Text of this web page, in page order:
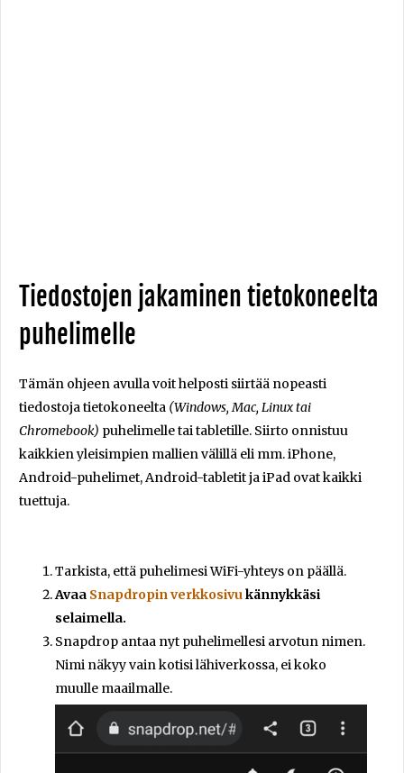
Tiedostojen jakaminen tietokoneelta
puhelimelle
Tämän ohjeen avulla voit helposti siirtää nopeasti
tiedostoja tietokoneelta (Windows, Mac, Linux tai
Chromebook) puhelimelle tai tabletille. Siirto onnistuu
kaikkien yleisimpien mallien välillä eli mm. iPhone,
Android-puhelimet, Android-tabletit ja iPad ovat kaikki
tuettuja.
Tarkista, että puhelimesi WiFi-yhteys on päällä.
Avaa Snapdropin verkkosivukännykkäsi
selaimella.
Snapdrop antaa nyt puhelimellesi arvotun nimen.
Nimi näkyy vain kotisi lähiverkossa, ei koko
muulle maailmalle.